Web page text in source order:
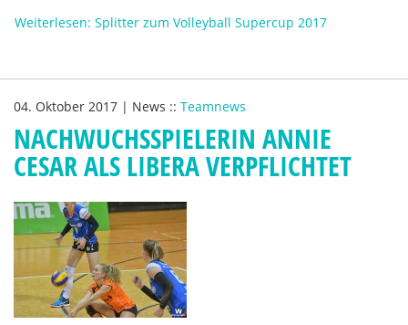
Weiterlesen: Splitter zum Volleyball Supercup 2017
04. Oktober 2017 | News :: Teamnews
NACHWUCHSSPIELERIN ANNIE
CESAR ALS LIBERA VERPFLICHTET